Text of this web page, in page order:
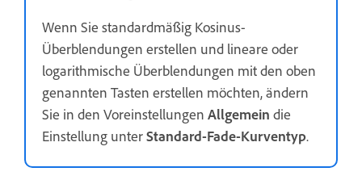
Wenn Sie standardmäßig Kosinus-
Überblendungen erstellen und lineare oder
logarithmische Überblendungen mit den oben
genannten Tasten erstellen möchten, ändern
Sie in den Voreinstellungen Allgemein die
Einstellung unterStandard-Fade-Kurventyp.